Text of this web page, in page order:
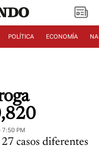
POLÍTICA ECONOMÍA
7:50 PM
casos diferentes